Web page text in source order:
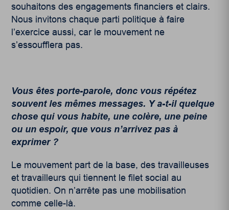
souhaitons des engagements financiers et clairs.
Nous invitons chaque parti politique à faire
l’exercice aussi, car le mouvement ne
s’essoufflera pas.
Vous êtes porte-parole, donc vous répétez
souvent les mêmes messages. Y a-t-il quelque
chose qui vous habite, une colère, une peine
ou un espoir, que vous n’arrivez pas à
exprimer ?
Le mouvement part de la base, des travailleuses
et travailleurs qui tiennent le filet social au
quotidien. On n’arrête pas une mobilisation
comme celle-là.